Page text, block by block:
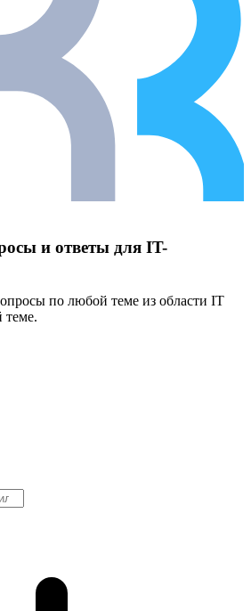
и ответы для IT-
по любой теме из области IT
теме.